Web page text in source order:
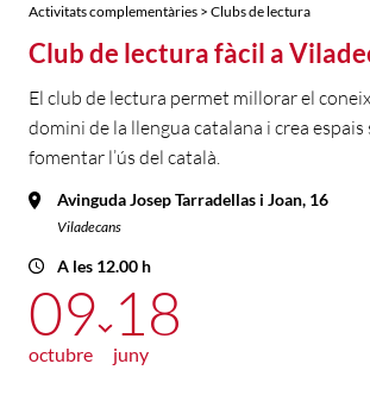
Activitats complementàries > Clubs de lectura
Club de lectura fàcil a
El club de lectura permet millorar el
domini de la llengua catalana i crea espais
fomentar l’ús del català.
Avinguda Josep Tarradellas i Joan, 16
Viladecans
A les 12.00 h
09
octubre
18
juny